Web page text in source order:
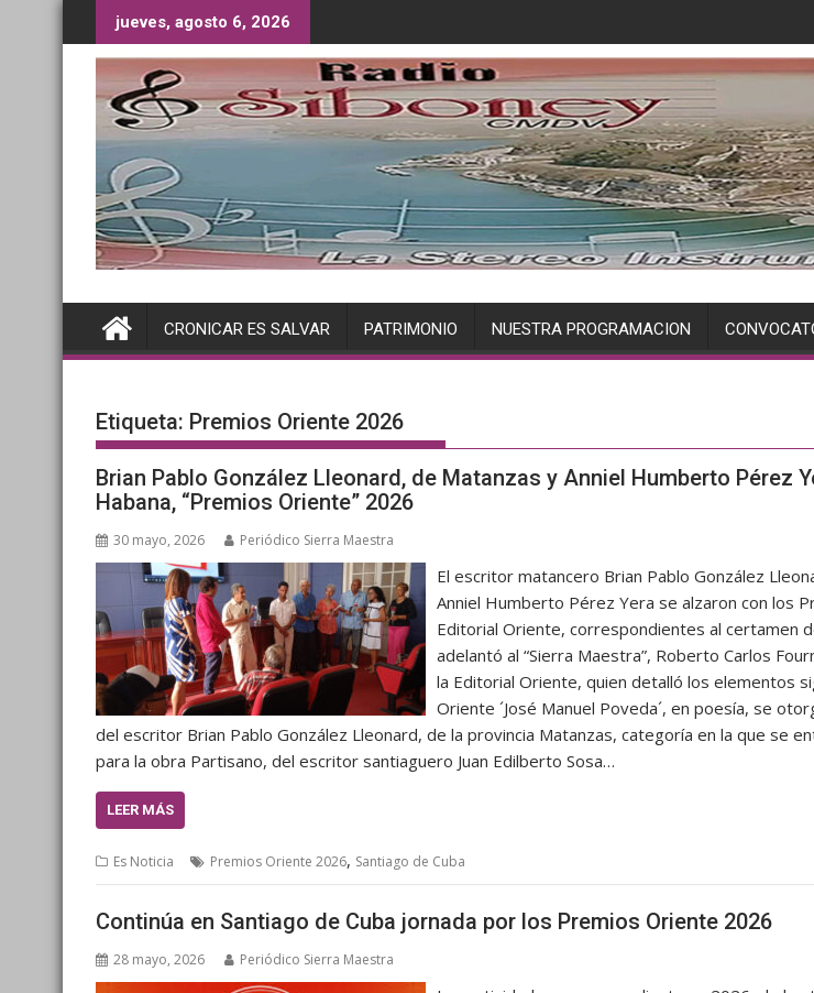
al
contenido
jueves, agosto 6, 2026
CRONICAR ES SALVAR PATRIMONIO NUESTRA PROGRAMACION
Etiqueta: Premios Oriente 2026
Brian Pablo González Lleonard, de Matanzas y Anniel Humberto Pérez
Habana, “Premios Oriente” 2026
30 mayo, 2026 Periódico Sierra Maestra
El escritor matancero Brian Pablo González
Anniel Humberto Pérez Yera se alzaron con los
Editorial Oriente, correspondientes al certamen
adelantó al “Sierra Maestra”, Roberto Carlos
la Editorial Oriente, quien detalló los elementos
Oriente ´José Manuel Poveda´, en poesía, se
del escritor Brian Pablo González Lleonard, de la provincia Matanzas, categoría en la que se
para la obra Partisano, del escritor santiaguero Juan Edilberto Sosa…
LEER MÁS
Es Noticia Premios Oriente 2026, Santiago de Cuba
Continúa en Santiago de Cuba jornada por los Premios Oriente 2026
28 mayo, 2026 Periódico Sierra Maestra